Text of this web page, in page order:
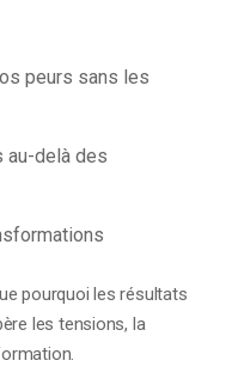
peurs sans les
au-delà des
pourquoi les résultats
les tensions, la